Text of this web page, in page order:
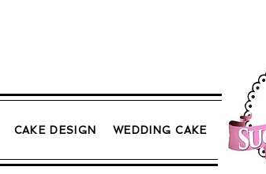
CAKE DESIGN WEDDING CAKE